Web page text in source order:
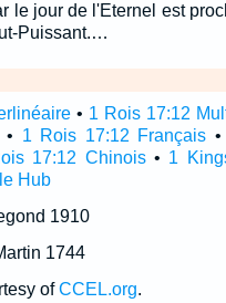
le jour de l'Eternel est
Puissant.…
• 1 Rois 17:12
• 1 Rois 17:12 Français •
17:12 Chinois• 1
Hub
1910
1744
ofCCEL.org.